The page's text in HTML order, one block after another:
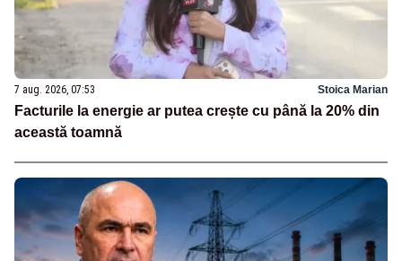
7 aug. 2026, 07:53 Stoica Marian
Facturile la energie ar putea crește cu până la 20% din
această toamnă